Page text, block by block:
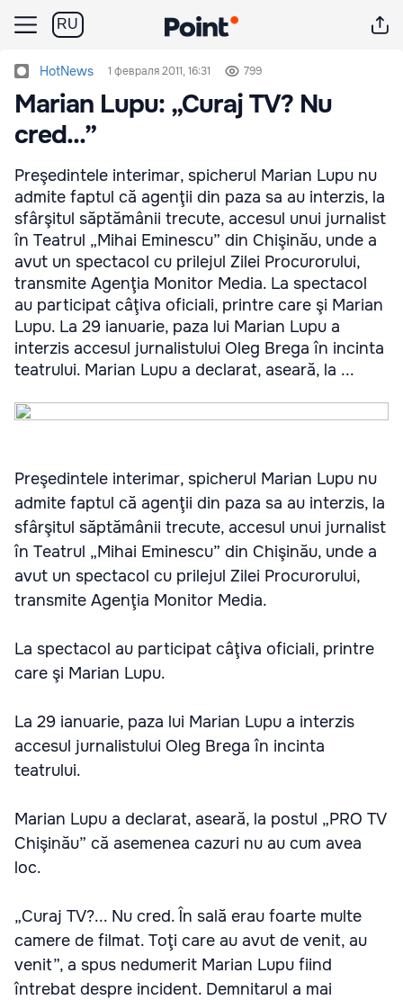
RU
HotNews 1 февраля 2011, 16:31 799
Marian Lupu: „Curaj TV? Nu
cred...”
Preşedintele interimar, spicherul Marian Lupu nu
admite faptul că agenţii din paza sa au interzis, la
sfârşitul săptămânii trecute, accesul unui jurnalist
în Teatrul „Mihai Eminescu” din Chişinău, unde a
avut un spectacol cu prilejul Zilei Procurorului,
transmite Agenţia Monitor Media. La spectacol
au participat câţiva oficiali, printre care şi Marian
Lupu. La 29 ianuarie, paza lui Marian Lupu a
interzis accesul jurnalistului Oleg Brega în incinta
teatrului. Marian Lupu a declarat, aseară, la ...
Preşedintele interimar, spicherul Marian Lupu nu
admite faptul că agenţii din paza sa au interzis, la
sfârşitul săptămânii trecute, accesul unui jurnalist
în Teatrul „Mihai Eminescu” din Chişinău, unde a
avut un spectacol cu prilejul Zilei Procurorului,
transmite Agenţia Monitor Media.
La spectacol au participat câţiva oficiali, printre
care şi Marian Lupu.
La 29 ianuarie, paza lui Marian Lupu a interzis
accesul jurnalistului Oleg Brega în incinta
teatrului.
Marian Lupu a declarat, aseară, la postul „PRO TV
Chişinău” că asemenea cazuri nu au cum avea
loc.
„Curaj TV?... Nu cred. În sală erau foarte multe
camere de filmat. Toţi care au avut de venit, au
venit”, a spus nedumerit Marian Lupu fiind
întrebat despre incident. Demnitarul a mai